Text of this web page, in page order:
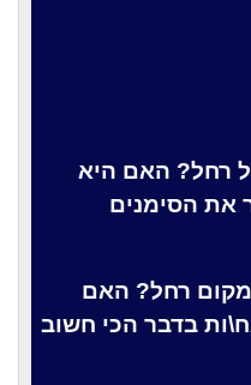
רחל? האם היא
את הסימנים
רחל? האם
בדבר הכי חשוב